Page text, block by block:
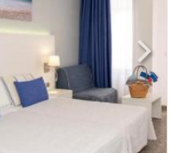
Next